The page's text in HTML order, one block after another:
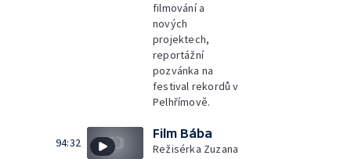
filmování a
nových
projektech,
reportážní
pozvánka na
festival rekordů v
Pelhřímově.
94:32
Film Bába
Režisérka Zuzana